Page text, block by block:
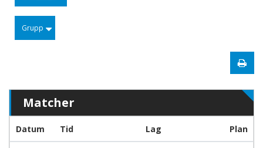
Grupp
Matcher
Datum Tid Lag Plan